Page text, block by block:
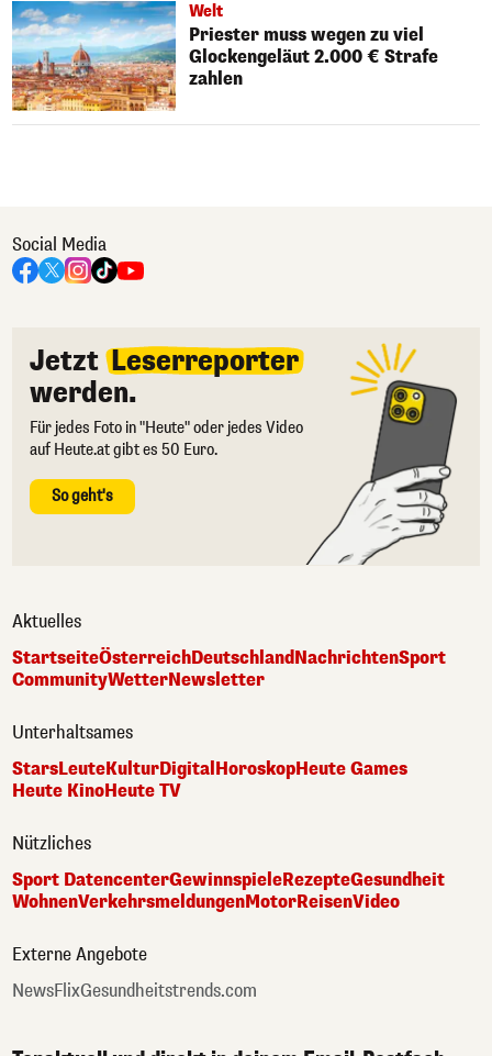
Welt
Priester muss wegen zu viel
Glockengeläut 2.000 € Strafe
zahlen
Social Media
Jetzt Leserreporter
werden.
Für jedes Foto in "Heute" oder jedes Video
auf Heute.at gibt es 50 Euro.
So geht's
Aktuelles
StartseiteÖsterreichDeutschlandNachrichtenSport
CommunityWetterNewsletter
Unterhaltsames
StarsLeuteKulturDigital HoroskopHeute Games
Heute KinoHeute TV
Nützliches
Sport DatencenterGewinnspieleRezepteGesundheit
WohnenVerkehrsmeldungenMotorReisenVideo
Externe Angebote
NewsFlixGesundheitstrends.com